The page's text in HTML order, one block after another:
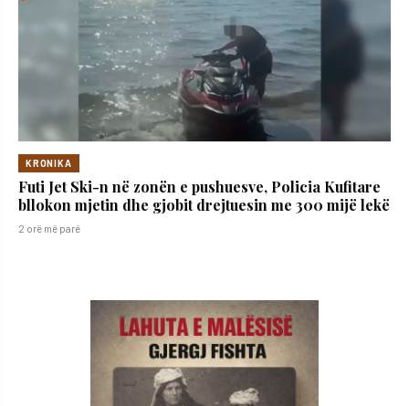
KRONIKA
Futi Jet Ski-n në zonën e pushuesve, Policia Kufitare
bllokon mjetin dhe gjobit drejtuesin me 300 mijë lekë
2 orë më parë